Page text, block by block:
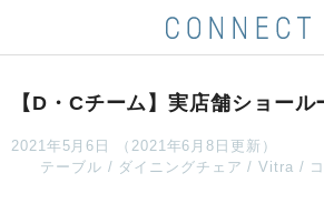
【D・Cチーム】実店舗ショール
2021年5月6日 （2021年6月8日更新）
テーブル
ダイニングチェア Vitra